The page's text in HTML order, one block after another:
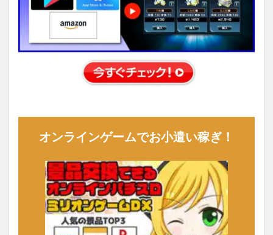
オンラインゲームでお小遣い稼ぎ！